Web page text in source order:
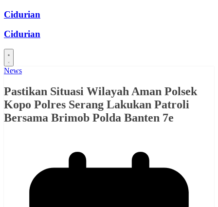
Skip
content
Cidurian
Cidurian
News
Pastikan Situasi Wilayah Aman Polsek
Kopo Polres Serang Lakukan Patroli
Bersama Brimob Polda Banten 7e